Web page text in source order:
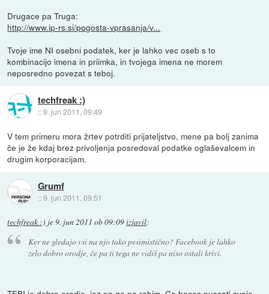
Drugace pa Truga:
http://www.ip-rs.si/pogosta-vprasanja/v...
Tvoje ime NI osebni podatek, ker je lahko vec oseb s to
kombinacijo imena in priimka, in tvojega imena ne morem
neposredno povezat s teboj.
techfreak :)
::9. jun 2011, 09:49
V tem primeru mora žrtev potrditi prijateljstvo, mene pa bolj zanima
če je že kdaj brez privoljenja posredoval podatke oglaševalcem in
drugim korporacijam.
Grumf
::9. jun 2011, 09:51
techfreak :) je9. jun 2011 ob 09:09izjavil:
Ker ne gledajo vsi na njo tako pesimistično? Facebook je lahko
zelo dobro orodje, če pa ti tega ne vidiš pa niso ostali krivi.